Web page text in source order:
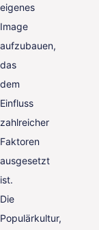
eigenes
Image
aufzubauen,
das
dem
Einfluss
zahlreicher
Faktoren
ausgesetzt
ist.
Die
Populärkultur,